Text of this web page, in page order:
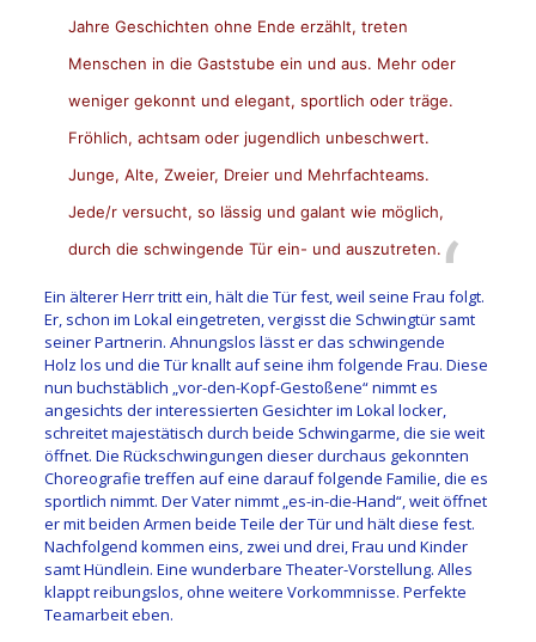
Jahre Geschichten ohne Ende erzählt, treten
Menschen in die Gaststube ein und aus. Mehr oder
weniger gekonnt und elegant, sportlich oder träge.
Fröhlich, achtsam oder jugendlich unbeschwert.
Junge, Alte, Zweier, Dreier und Mehrfachteams.
Jede/r versucht, so lässig und galant wie möglich,
durch die schwingende Tür ein- und auszutreten.
Ein älterer Herr tritt ein, hält die Tür fest, weil seine Frau folgt.
Er, schon im Lokal eingetreten, vergisst die Schwingtür samt
seiner Partnerin. Ahnungslos lässt er das schwingende
Holz los und die Tür knallt auf seine ihm folgende Frau. Diese
nun buchstäblich „vor-den-Kopf-Gestoßene“ nimmt es
angesichts der interessierten Gesichter im Lokal locker,
schreitet majestätisch durch beide Schwingarme, die sie weit
öffnet. Die Rückschwingungen dieser durchaus gekonnten
Choreografie treffen auf eine darauf folgende Familie, die es
sportlich nimmt. Der Vater nimmt „es-in-die-Hand“, weit öffnet
er mit beiden Armen beide Teile der Tür und hält diese fest.
Nachfolgend kommen eins, zwei und drei, Frau und Kinder
samt Hündlein. Eine wunderbare Theater-Vorstellung. Alles
klappt reibungslos, ohne weitere Vorkommnisse. Perfekte
Teamarbeit eben.